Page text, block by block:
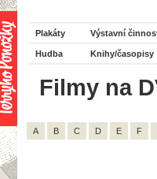
Plakáty Výstavní
Hudba Knihy/časopisy
Filmy na
A B C D E F